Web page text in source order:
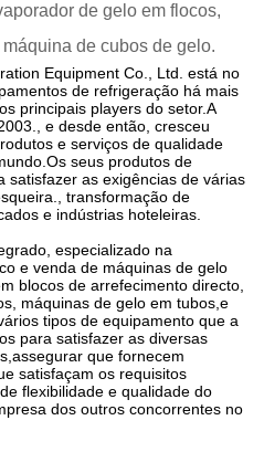
de gelo em flocos,
de cubos de gelo.
Equipment Co., Ltd. está no
de refrigeração há mais
principais players do setor.A
e desde então, cresceu
e serviços de qualidade
seus produtos de
satisfazer as exigências de várias
transformação de
e indústrias hoteleiras.
especializado na
e venda de máquinas de gelo
blocos de arrefecimento directo,
máquinas de gelo em tubos,e
tipos de equipamento que a
para satisfazer as diversas
que fornecem
satisfaçam os requisitos
flexibilidade e qualidade do
dos outros concorrentes no